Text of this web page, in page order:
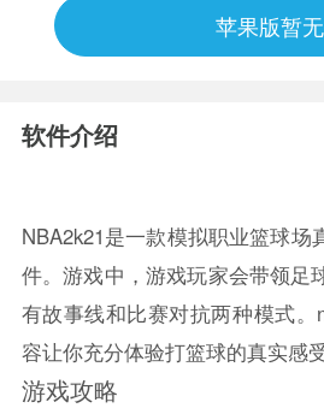
苹果版暂无
软件介绍
NBA2k21是一款模拟职业篮球场
件。游戏中，游戏玩家会带领足
有故事线和比赛对抗两种模式。
容让你充分体验打篮球的真实感受
游戏攻略